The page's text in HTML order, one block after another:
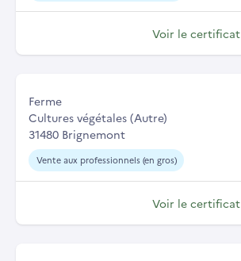
Voir le certificat
Ferme
Cultures végétales (Autre)
31480 Brignemont
Vente aux professionnels (en gros)
Voir le certificat